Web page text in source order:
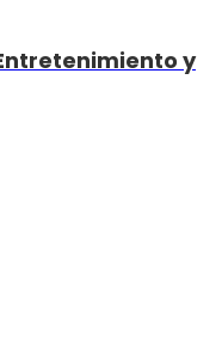
y